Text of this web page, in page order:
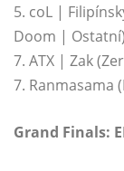
5. coL |
Doom | Ostatní)
7. ATX | Zak
7. Ranmasama
Grand Finals: